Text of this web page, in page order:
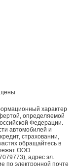
характер
определяемой
Федерации.
автомобилей и
страховании,
обращайтесь в
ООО
адрес эл.
по электронной почте